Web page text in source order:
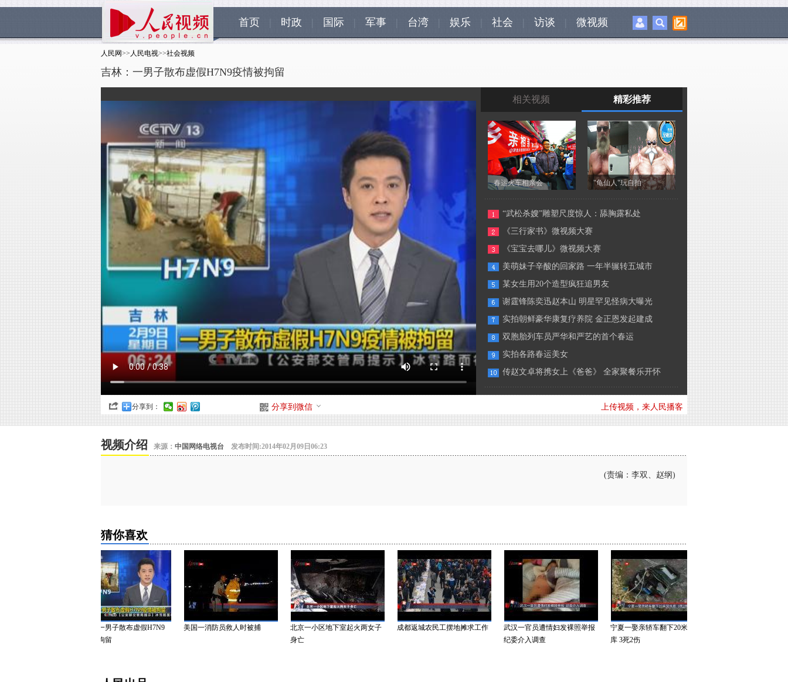
首页 时政 国际 军事 台湾 娱乐 社会 访谈 微视频
人民网>> 人民电视>>社会视频
吉林：一男子散布虚假H7N9疫情被拘留
相关视频 精彩推荐
春运火车相亲会
现场表白高歌秀才艺
"龟仙人"玩自拍
“武松杀嫂”雕塑尺度惊人：舔胸露私处
《三行家书》微视频大赛
《宝宝去哪儿》微视频大赛
美萌妹子辛酸的回家路 一年半辗转五城市
某女生用20个造型疯狂追男友
谢霆锋陈奕迅赵本山 明星罕见怪病大曝光
实拍朝鲜豪华康复疗养院 金正恩发起建成
双胞胎列车员严华和严艺的首个春运
实拍各路春运美女
传赵文卓将携女上《爸爸》 全家聚餐乐开怀
分享到： 分享到微信 上传视频，来人民播客
视频介绍 来源： 中国网络电视台 发布时间:2014年02月09日06:23
(责编：李双、赵纲)
猜你喜欢
吉林：一男子散布虚假H7N9
美国一消防员救人时被捕
北京一小区地下室起火两女子
身亡
成都返城农民工摆地摊求工作
武汉一官员遭情妇发裸照举报
纪委介入调查
宁夏一娶亲轿车翻下20米深水
库 3死2伤